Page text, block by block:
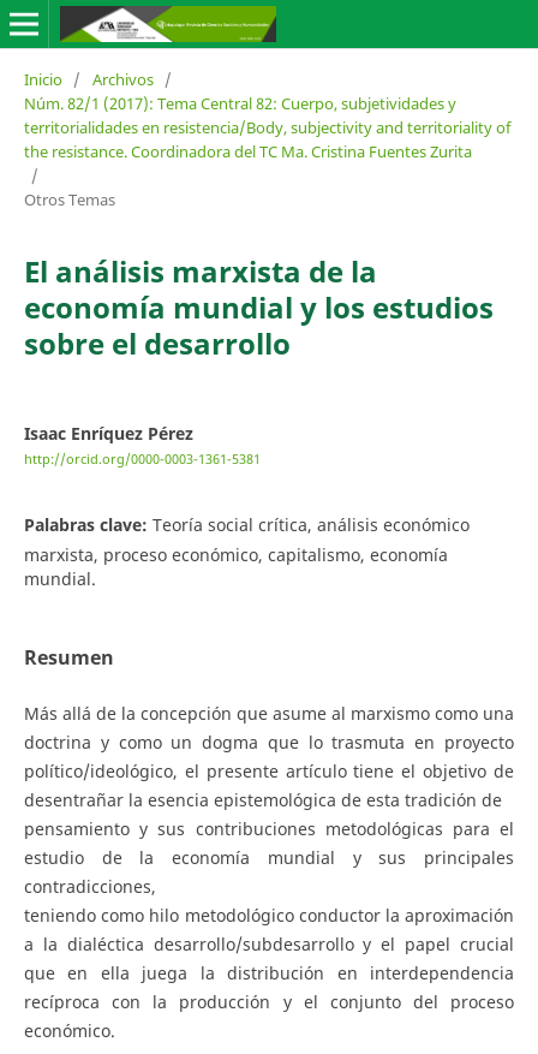
Inicio / Archivos /
Núm. 82/1 (2017): Tema Central 82: Cuerpo, subjetividades y
territorialidades en resistencia/Body, subjectivity and territoriality of
the resistance. Coordinadora del TC Ma. Cristina Fuentes Zurita
/
Otros Temas
El análisis marxista de la
economía mundial y los estudios
sobre el desarrollo
Isaac Enríquez Pérez
http://orcid.org/0000-0003-1361-5381
Palabras clave: Teoría social crítica, análisis económico
marxista, proceso económico, capitalismo, economía
mundial.
Resumen
Más allá de la concepción que asume al marxismo como una
doctrina y como un dogma que lo trasmuta en proyecto
político/ideológico, el presente artículo tiene el objetivo de
desentrañar la esencia epistemológica de esta tradición de
pensamiento y sus contribuciones metodológicas para el
estudio de la economía mundial y sus principales
contradicciones,
teniendo como hilo metodológico conductor la aproximación
a la dialéctica desarrollo/subdesarrollo y el papel crucial
que en ella juega la distribución en interdependencia
recíproca con la producción y el conjunto del proceso
económico.